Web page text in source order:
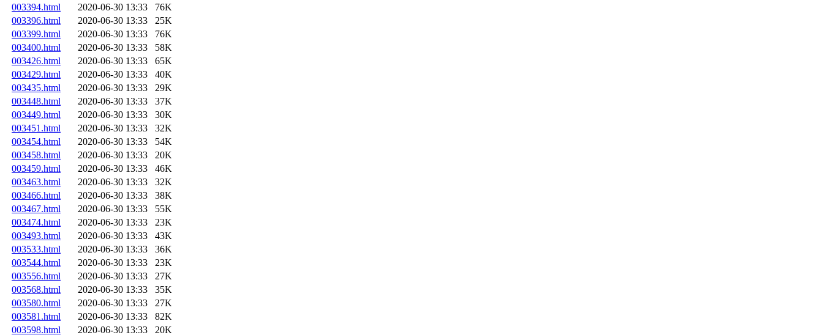
003394.html
2020-06-30 13:33
76K
003396.html
2020-06-30 13:33
25K
003399.html
2020-06-30 13:33
76K
003400.html
2020-06-30 13:33
58K
003426.html
2020-06-30 13:33
65K
003429.html
2020-06-30 13:33
40K
003435.html
2020-06-30 13:33
29K
003448.html
2020-06-30 13:33
37K
003449.html
2020-06-30 13:33
30K
003451.html
2020-06-30 13:33
32K
003454.html
2020-06-30 13:33
54K
003458.html
2020-06-30 13:33
20K
003459.html
2020-06-30 13:33
46K
003463.html
2020-06-30 13:33
32K
003466.html
2020-06-30 13:33
38K
003467.html
2020-06-30 13:33
55K
003474.html
2020-06-30 13:33
23K
003493.html
2020-06-30 13:33
43K
003533.html
2020-06-30 13:33
36K
003544.html
2020-06-30 13:33
23K
003556.html
2020-06-30 13:33
27K
003568.html
2020-06-30 13:33
35K
003580.html
2020-06-30 13:33
27K
003581.html
2020-06-30 13:33
82K
003598.html
2020-06-30 13:33 20K